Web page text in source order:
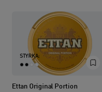
STYRKA:
Ettan Original Portion